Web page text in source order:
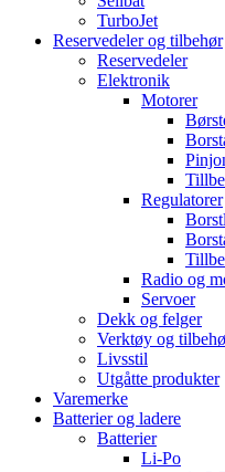
TurboJet
Reservedeler og tilbehør
Reservedeler
Elektronik
Motorer
Regulatorer
Radio og
Servoer
Dekk og felger
Verktøy og
Livsstil
Utgåtte produkter
Varemerke
Batterier og ladere
Batterier
Li-Po